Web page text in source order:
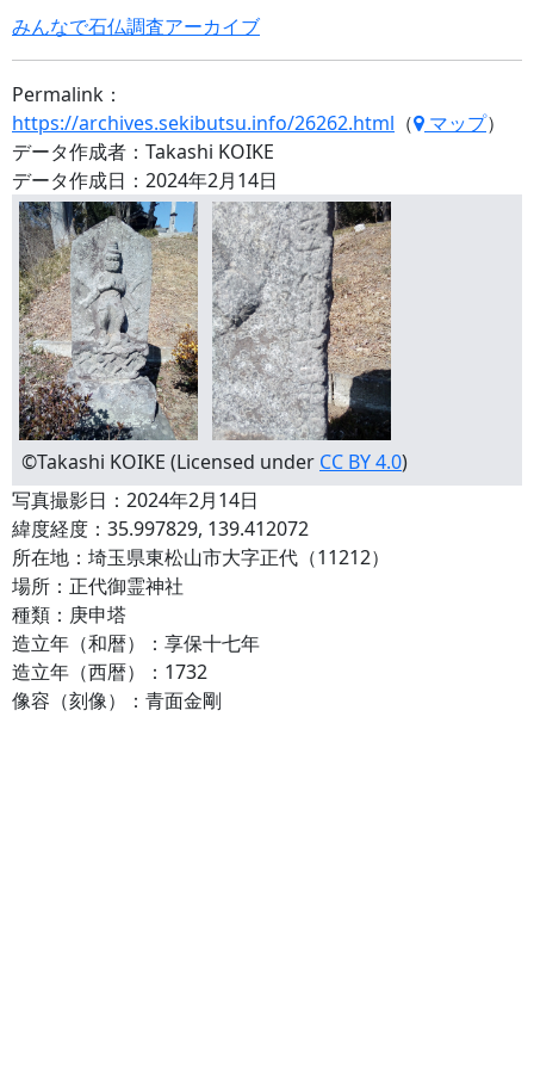
みんなで石仏調査アーカイブ
Permalink：
https://archives.sekibutsu.info/26262.html （ マップ）
データ作成者：Takashi KOIKE
データ作成日：2024年2月14日
©Takashi KOIKE (Licensed under CC BY 4.0)
写真撮影日：2024年2月14日
緯度経度：35.997829, 139.412072
所在地：埼玉県東松山市大字正代（11212）
場所：正代御霊神社
種類：庚申塔
造立年（和暦）：享保十七年
造立年（西暦）：1732
像容（刻像）：青面金剛